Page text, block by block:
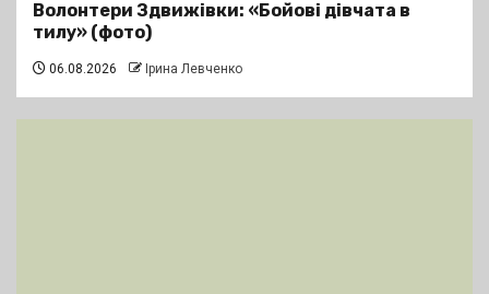
Волонтери Здвижівки: «Бойові дівчата в
тилу» (фото)
06.08.2026 Ірина Левченко